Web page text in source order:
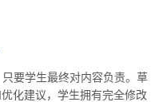
要学生最终对内容负责。草
化建议，学生拥有完全修改